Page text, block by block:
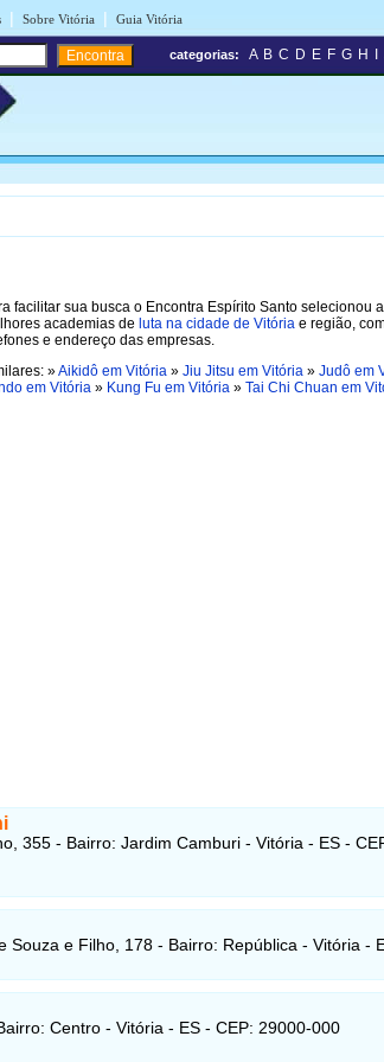
| Sobre Vitória | Guia Vitória
categorias: A B C D E F G H
facilitar sua busca o Encontra Espírito Santo selecionou
academias de luta na cidade de Vitória e região,
e endereço das empresas.
»Aikidô em Vitória » Jiu Jitsu em Vitória » Judô em
em Vitória » Kung Fu em Vitória » Tai Chi Chuan em
355 - Bairro: Jardim Camburi - Vitória - ES -
Souza e Filho, 178 - Bairro: República - Vitória -
Centro - Vitória - ES - CEP: 29000-000